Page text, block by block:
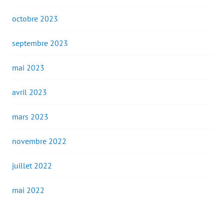
octobre 2023
septembre 2023
mai 2023
avril 2023
mars 2023
novembre 2022
juillet 2022
mai 2022